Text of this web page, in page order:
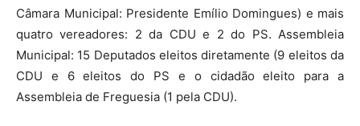
Câmara Municipal: Presidente Emílio Domingues) e mais
quatro vereadores: 2 da CDU e 2 do PS. Assembleia
Municipal: 15 Deputados eleitos diretamente (9 eleitos da
CDU e 6 eleitos do PS e o cidadão eleito para a
Assembleia de Freguesia (1 pela CDU).